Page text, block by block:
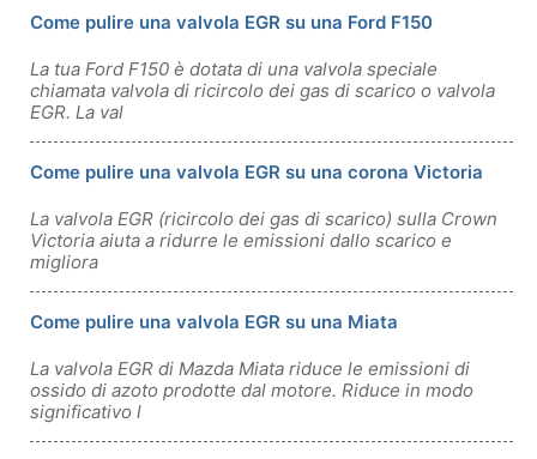
Come pulire una valvola EGR su una Ford F150
La tua Ford F150 è dotata di una valvola speciale
chiamata valvola di ricircolo dei gas di scarico o valvola
EGR. La val
Come pulire una valvola EGR su una corona Victoria
La valvola EGR (ricircolo dei gas di scarico) sulla Crown
Victoria aiuta a ridurre le emissioni dallo scarico e
migliora
Come pulire una valvola EGR su una Miata
La valvola EGR di Mazda Miata riduce le emissioni di
ossido di azoto prodotte dal motore. Riduce in modo
significativo l